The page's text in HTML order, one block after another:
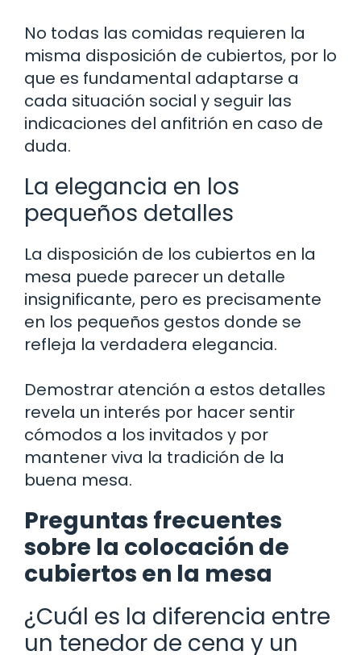
No todas las comidas requieren la
misma disposición de cubiertos, por lo
que es fundamental adaptarse a
cada situación social y seguir las
indicaciones del anfitrión en caso de
duda.
La elegancia en los
pequeños detalles
La disposición de los cubiertos en la
mesa puede parecer un detalle
insignificante, pero es precisamente
en los pequeños gestos donde se
refleja la verdadera elegancia.
Demostrar atención a estos detalles
revela un interés por hacer sentir
cómodos a los invitados y por
mantener viva la tradición de la
buena mesa.
Preguntas frecuentes
sobre la colocación de
cubiertos en la mesa
¿Cuál es la diferencia entre
un tenedor de cena y un